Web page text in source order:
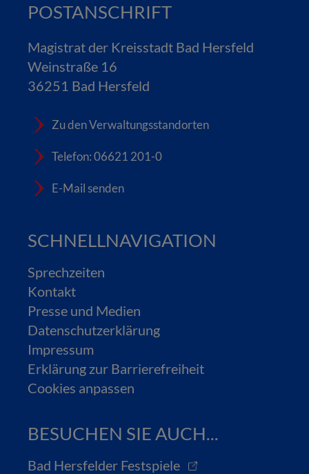
POSTANSCHRIFT
Magistrat der Kreisstadt Bad Hersfeld
Weinstraße 16
36251 Bad Hersfeld
Zu den Verwaltungsstandorten
Telefon: 06621 201-0
E-Mail senden
SCHNELLNAVIGATION
Sprechzeiten
Kontakt
Presse und Medien
Datenschutzerklärung
Impressum
Erklärung zur Barrierefreiheit
Cookies anpassen
BESUCHEN SIE AUCH...
Bad Hersfelder Festspiele